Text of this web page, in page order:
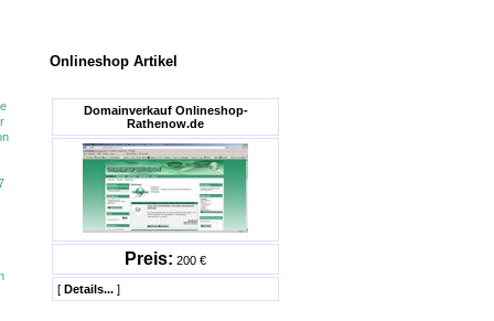
Onlineshop Artikel
Domainverkauf Onlineshop-
Rathenow.de
Preis: 200 €
[ Details... ]